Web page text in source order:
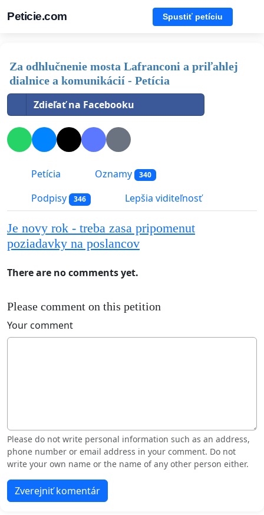
Peticie.com Spustiť petíciu
Za odhlučnenie mosta Lafranconi a priľahlej
dialnice a komunikácií - Petícia
Zdieľať na Facebooku
Petícia Oznamy 340
Podpisy 346 Lepšia viditeľnosť
Je novy rok - treba zasa pripomenut
poziadavky na poslancov
There are no comments yet.
Please comment on this petition
Your comment
Please do not write personal information such as an address,
phone number or email address in your comment. Do not
write your own name or the name of any other person either.
Zverejniť komentár